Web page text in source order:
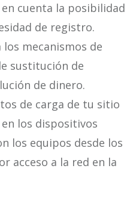
cuenta la posibilidad
de registro.
los mecanismos de
sustitución de
de dinero.
de carga de tu sitio
los dispositivos
los equipos desde los
acceso a la red en la